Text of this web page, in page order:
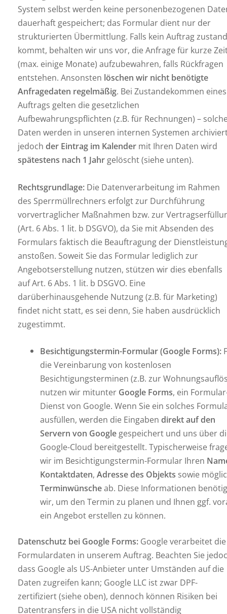
System selbst werden keine personenbezogenen
dauerhaft gespeichert; das Formular dient nur der
strukturierten Übermittlung. Falls kein Auftrag
kommt, behalten wir uns vor, die Anfrage für kurze
(max. einige Monate) aufzubewahren, falls Rückfragen
entstehen. Ansonsten löschen wir nicht benötigte
Anfragedaten regelmäßig. Bei Zustandekommen eines
Auftrags gelten die gesetzlichen
Aufbewahrungspflichten (z.B. für Rechnungen) –
Daten werden in unseren internen Systemen
jedoch der Eintrag im Kalendermit Ihren Daten wird
spätestens nach 1 Jahrgelöscht (siehe unten).
Rechtsgrundlage:Die Datenverarbeitung im Rahmen
des Sperrmüllrechners erfolgt zur Durchführung
vorvertraglicher Maßnahmen bzw. zur
(Art. 6 Abs. 1 lit. b DSGVO), da Sie mit Absenden des
Formulars faktisch die Beauftragung der
anstoßen. Soweit Sie das Formular lediglich zur
Angebotserstellung nutzen, stützen wir dies ebenfalls
auf Art. 6 Abs. 1 lit. b DSGVO. Eine
darüberhinausgehende Nutzung (z.B. für Marketing)
findet nicht statt, es sei denn, Sie haben ausdrücklich
zugestimmt.
Besichtigungstermin-Formular (Google Forms):
die Vereinbarung von kostenlosen
Besichtigungsterminen (z.B. zur
nutzen wir mitunter Google Forms, ein
Dienst von Google. Wenn Sie ein solches
ausfüllen, werden die Eingabendirekt auf den
Servern von Google gespeichert und uns über
Google-Cloud bereitgestellt. Typischerweise
wir im Besichtigungstermin-Formular Ihren
Kontaktdaten,Adresse des Objekts sowie
Terminwünscheab. Diese Informationen
wir, um den Termin zu planen und Ihnen ggf.
ein Angebot erstellen zu können.
Datenschutz bei Google Forms:Google verarbeitet die
Formulardaten in unserem Auftrag. Beachten Sie
dass Google als US-Anbieter unter Umständen auf die
Daten zugreifen kann; Google LLC ist zwar DPF-
zertifiziert (siehe oben), dennoch können Risiken bei
Datentransfers in die USA nicht vollständig